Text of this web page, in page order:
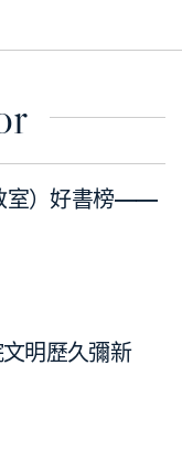
室）好書榜——
文明歷久彌新